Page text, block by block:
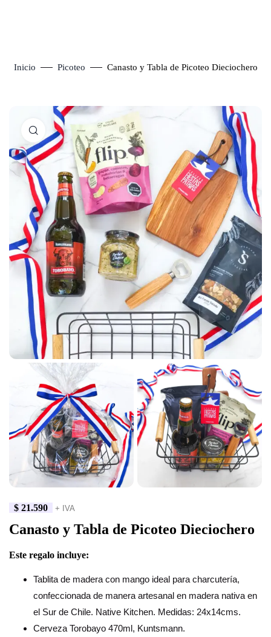
Inicio Picoteo Canasto y Tabla de Picoteo Dieciochero
Click to enlarge
$ 21.590 + IVA
Canasto y Tabla de Picoteo Dieciochero
Este regalo incluye:
Tablita de madera con mango ideal para charcutería,
confeccionada de manera artesanal en madera nativa en
el Sur de Chile. Native Kitchen. Medidas: 24x14cms.
Cerveza Torobayo 470ml, Kuntsmann.